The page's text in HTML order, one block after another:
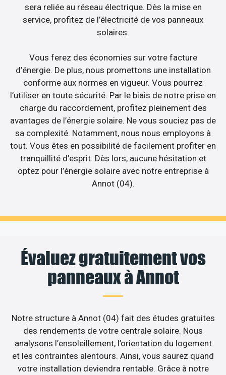
sera reliée au réseau électrique. Dès la mise en
service, profitez de l’électricité de vos panneaux
solaires.
Vous ferez des économies sur votre facture
d’énergie. De plus, nous promettons une installation
conforme aux normes en vigueur. Vous pourrez
l’utiliser en toute sécurité. Par le biais de notre prise en
charge du raccordement, profitez pleinement des
avantages de l’énergie solaire. Ne vous souciez pas de
sa complexité. Notamment, nous nous employons à
tout. Vous êtes en possibilité de facilement profiter en
tranquillité d’esprit. Dès lors, aucune hésitation et
optez pour l’énergie solaire avec notre entreprise à
Annot (04).
Évaluez gratuitement vos
panneaux à Annot
Notre structure à Annot (04) fait des études gratuites
des rendements de votre centrale solaire. Nous
analysons l’ensoleillement, l’orientation du logement
et les contraintes alentours. Ainsi, vous saurez quand
votre installation deviendra rentable. Grâce à notre